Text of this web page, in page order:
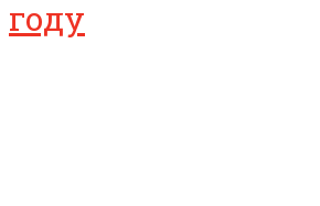
году